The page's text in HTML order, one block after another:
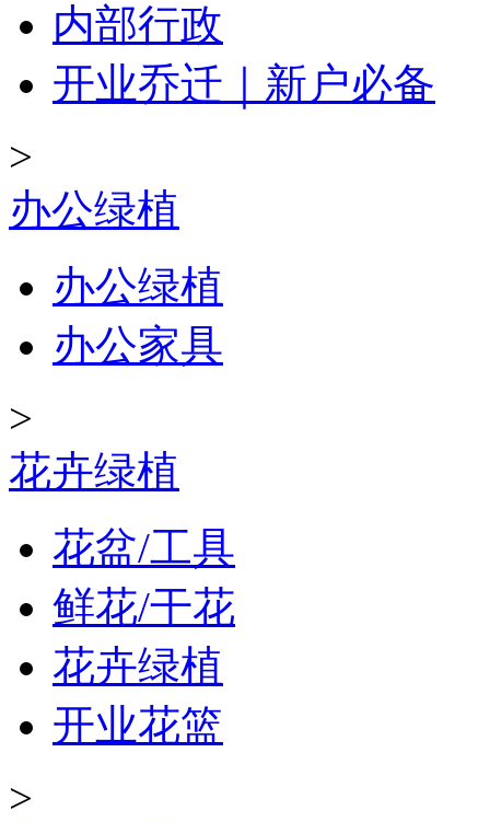
内部行政
开业乔迁｜新户必备
>
办公绿植
办公绿植
办公家具
>
花卉绿植
花盆/工具
鲜花/干花
花卉绿植
开业花篮
>